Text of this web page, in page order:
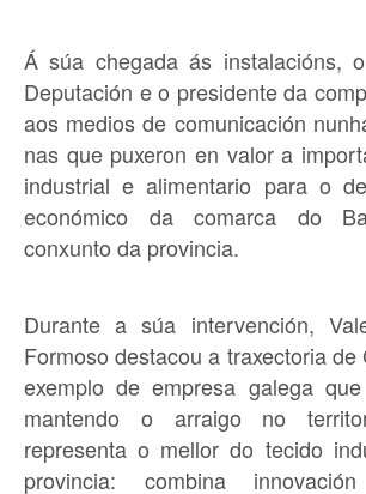
Á súa chegada ás instalacións,
Deputación e o presidente da
aos medios de comunicación
nas que puxeron en valor a
industrial e alimentario para o
económico da comarca do
conxunto da provincia.
Durante a súa intervención,
Formoso destacou a traxectoria de
exemplo de empresa galega
mantendo o arraigo no
representa o mellor do tecido
provincia: combina